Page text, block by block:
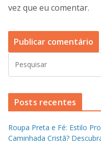
vez que eu comentar.
Posts recentes
Roupa Preta e Fé: Estilo
Caminhada Cristã?